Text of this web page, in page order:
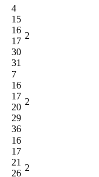
4
15
16
17
30
31
2
7
16
17
20
29
36
2
16
17
21
26
2